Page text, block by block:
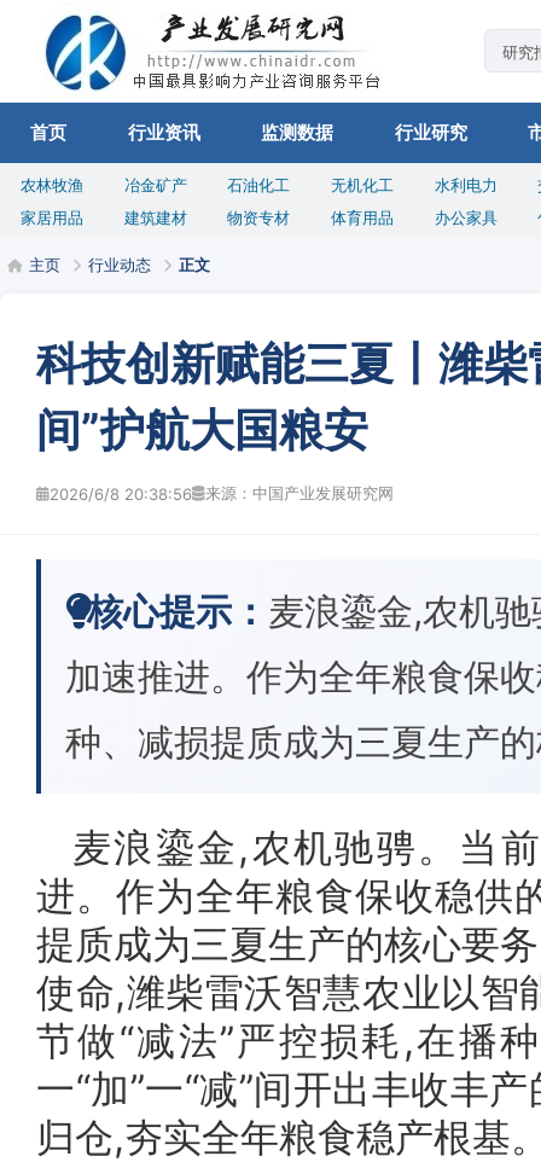
首页 行业资讯 监测数据 行业研究
农林牧渔 冶金矿产 石油化工 无机化工 水利电力
家居用品
建筑建材 物资专材 体育用品 办公家具
主页 行业动态 正文
科技创新赋能三夏丨潍
间”护航大国粮安
2026/6/8 20:38:56 来源：中国产业发展研究网
核心提示： 麦浪鎏金,农机
加速推进。作为全年粮食保
种、减损提质成为三夏生产
麦浪鎏金,农机驰骋。当
进。作为全年粮食保收稳供
提质成为三夏生产的核心要
使命,潍柴雷沃智慧农业以智
节做“减法”严控损耗,在播
一“加”一“减”间开出丰收丰
归仓,夯实全年粮食稳产根基